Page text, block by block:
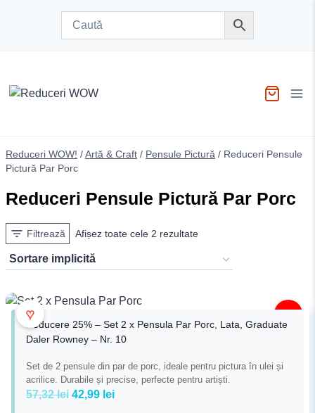
Reduceri WOW! / Artă & Craft / Pensule Pictură / Reduceri Pensule
Pictură Par Porc
Reduceri Pensule Pictură Par Porc
Filtrează Afișez toate cele 2 rezultate
♥
Reducere 25% – Set 2 x Pensula Par Porc, Lata, Graduate
Daler Rowney – Nr. 10
Set de 2 pensule din par de porc, ideale pentru pictura în ulei și
acrilice. Durabile și precise, perfecte pentru artiști.
57,32lei Prețul
42,99 leiPrețul